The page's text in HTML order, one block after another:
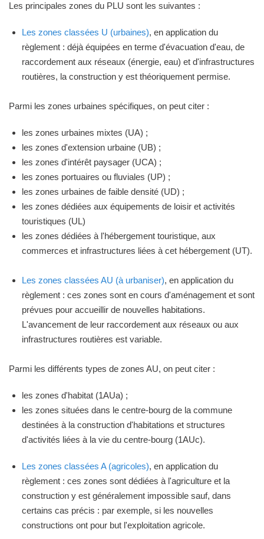
Les principales zones du PLU sont les suivantes :
Les zones classées U (urbaines), en application du
règlement : déjà équipées en terme d'évacuation d'eau, de
raccordement aux réseaux (énergie, eau) et d'infrastructures
routières, la construction y est théoriquement permise.
Parmi les zones urbaines spécifiques, on peut citer :
les zones urbaines mixtes (UA) ;
les zones d'extension urbaine (UB) ;
les zones d'intérêt paysager (UCA) ;
les zones portuaires ou fluviales (UP) ;
les zones urbaines de faible densité (UD) ;
les zones dédiées aux équipements de loisir et activités
touristiques (UL)
les zones dédiées à l'hébergement touristique, aux
commerces et infrastructures liées à cet hébergement (UT).
Les zones classées AU (à urbaniser), en application du
règlement : ces zones sont en cours d'aménagement et sont
prévues pour accueillir de nouvelles habitations.
L'avancement de leur raccordement aux réseaux ou aux
infrastructures routières est variable.
Parmi les différents types de zones AU, on peut citer :
les zones d'habitat (1AUa) ;
les zones situées dans le centre-bourg de la commune
destinées à la construction d'habitations et structures
d'activités liées à la vie du centre-bourg (1AUc).
Les zones classées A (agricoles), en application du
règlement : ces zones sont dédiées à l'agriculture et la
construction y est généralement impossible sauf, dans
certains cas précis : par exemple, si les nouvelles
constructions ont pour but l'exploitation agricole.